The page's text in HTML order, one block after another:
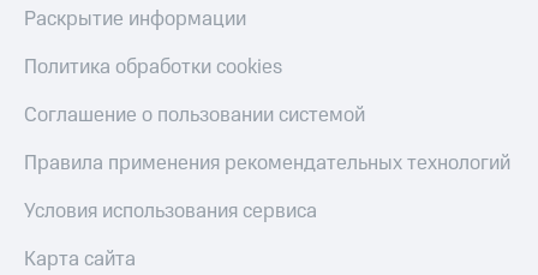
Раскрытие информации
Политика обработки cookies
Соглашение о пользовании системой
Правила применения рекомендательных технологий
Условия использования сервиса
Карта сайта